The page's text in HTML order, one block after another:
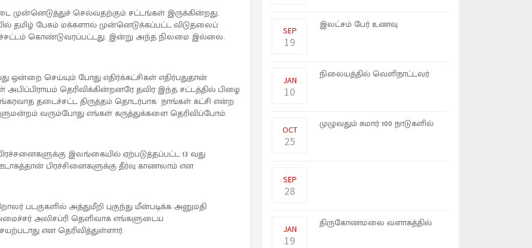
முன்னெடுத்துச் செல்வதற்கும் சட்டங்கள் இருக்கின்றது.
பேசும் மக்களால் முன்னெடுக்கப்பட்ட விடுதலைப்
கொண்டுவரப்பட்டது. இன்று அந்த நிலமை இல்லை.
ஒன்றை செய்யும் போது எதிர்க்கட்சிகள் எதிர்பதுதான்
தெரிவிக்கின்றனரே தவிர இந்த சட்டத்தில் பிழை
தடைச்சட்ட திருத்தம் தொடர்பாக நாங்கள் கட்சி என்ற
வரும்போது எங்கள் கருத்துக்களை தெரிவிப்போம்.
இலங்கையில் ஏற்படுத்தப்பட்ட 13 வது
பிரச்சினைகளுக்கு தீர்வு காணலாம் என
அத்துமீறி புகுந்து மீன்படிக்க அனுமதி
அலிசப்ரி தெளிவாக எங்களுடைய
என தெரிவித்துள்ளார்.
SEP
19
இலட்சம் பேர் உணவு
JAN
10
நிலையத்தில் வெளிநாட்டவர்
OCT
25
முழுவதும் சுமார் 100 நாடுகளில்
SEP
28
JAN
19
திருகோணமலை வளாகத்தில்